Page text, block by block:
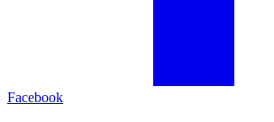
Facebook